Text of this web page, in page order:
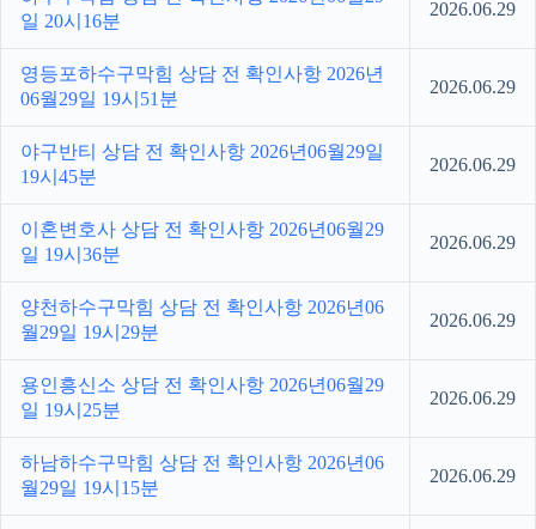
일 20시16분
2026.06.29
영등포하수구막힘 상담 전 확인사항 2026년
06월29일 19시51분
2026.06.29
야구반티 상담 전 확인사항 2026년06월29일
19시45분
2026.06.29
이혼변호사 상담 전 확인사항 2026년06월29
일 19시36분
2026.06.29
양천하수구막힘 상담 전 확인사항 2026년06
월29일 19시29분
2026.06.29
용인흥신소 상담 전 확인사항 2026년06월29
일 19시25분
2026.06.29
하남하수구막힘 상담 전 확인사항 2026년06
월29일 19시15분
2026.06.29